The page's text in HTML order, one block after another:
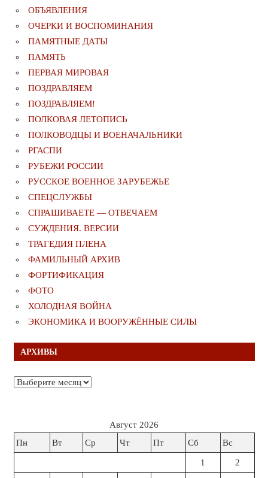
ОБЪЯВЛЕНИЯ
ОЧЕРКИ И ВОСПОМИНАНИЯ
ПАМЯТНЫЕ ДАТЫ
ПАМЯТЬ
ПЕРВАЯ МИРОВАЯ
ПОЗДРАВЛЯЕМ
ПОЗДРАВЛЯЕМ!
ПОЛКОВАЯ ЛЕТОПИСЬ
ПОЛКОВОДЦЫ И ВОЕНАЧАЛЬНИКИ
РГАСПИ
РУБЕЖИ РОССИИ
РУССКОЕ ВОЕННОЕ ЗАРУБЕЖЬЕ
СПЕЦСЛУЖБЫ
СПРАШИВАЕТЕ — ОТВЕЧАЕМ
СУЖДЕНИЯ. ВЕРСИИ
ТРАГЕДИЯ ПЛЕНА
ФАМИЛЬНЫЙ АРХИВ
ФОРТИФИКАЦИЯ
ФОТО
ХОЛОДНАЯ ВОЙНА
ЭКОНОМИКА И ВООРУЖЁННЫЕ СИЛЫ
АРХИВЫ
Архивы
Август 2026
Пн
Вт Ср Чт Пт Сб Вс
1 2